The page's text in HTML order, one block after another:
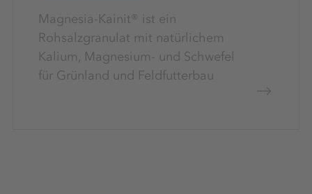
Magnesia-Kainit® ist ein
Rohsalzgranulat mit natürlichem
Kalium, Magnesium- und Schwefel
für Grünland und Feldfutterbau